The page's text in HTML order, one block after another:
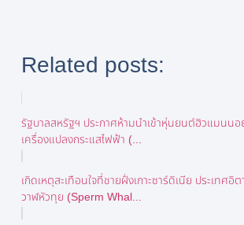
Related posts:
รัฐบาลสหรัฐฯ ประกาศห้ามนำเข้าหุ่นยนต์ฮิวแมนน
เครื่องแปลงกระแสไฟฟ้า (...
เกิดเหตุสะเทือนใจที่ชายฝั่งเกาะซาร์ดิเนีย ประเทศอิ
วาฬหัวทุย (Sperm Whal...